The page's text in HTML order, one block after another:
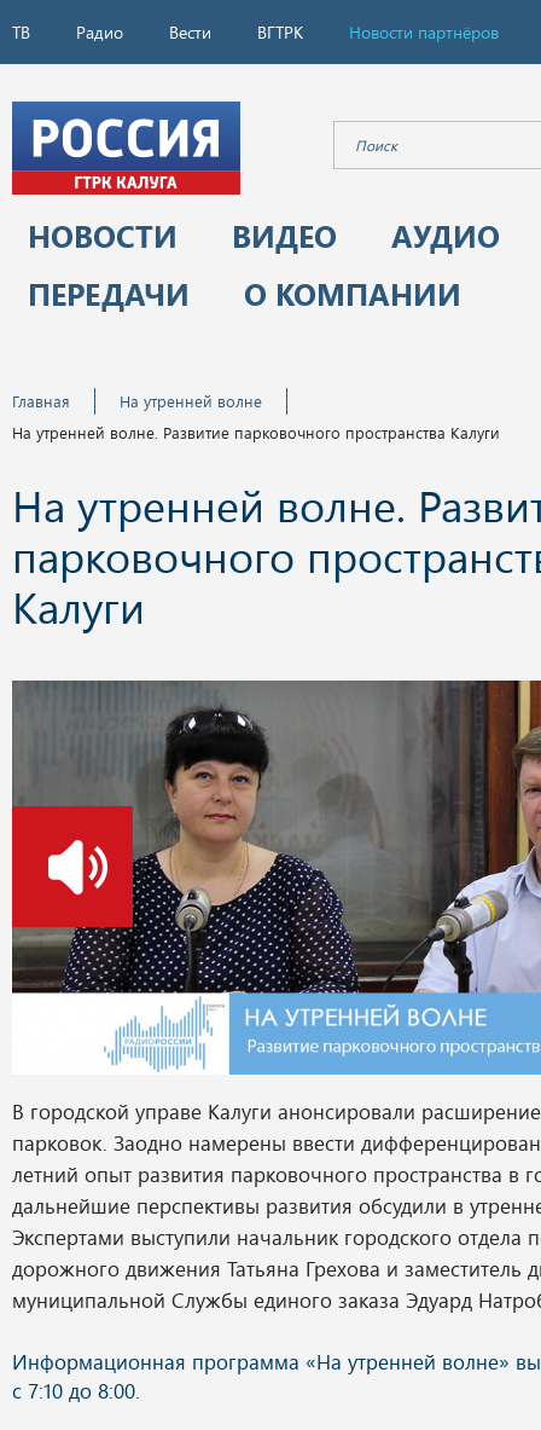
ТВ Радио Вести ВГТРК Новости партнёров
НОВОСТИ ВИДЕО
АУДИО
ПЕРЕДАЧИ
О КОМПАНИИ
Главная
На утренней волне
На утренней волне. Развитие парковочного пространства Калуги
На утренней волне.
парковочного
Калуги
В городской управе Калуги анонсировали
парковок. Заодно намерены ввести
летний опыт развития парковочного пространства в
дальнейшие перспективы развития обсудили в
Экспертами выступили начальник городского отдела
дорожного движения Татьяна Грехова и заместитель
муниципальной Службы единого заказа Эдуард